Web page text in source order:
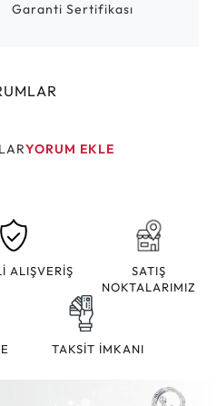
Garanti Sertifikası
YORUM EKLE
ALIŞVERİŞ
SATIŞ
NOKTALARIMIZ
TAKSİT İMKANI